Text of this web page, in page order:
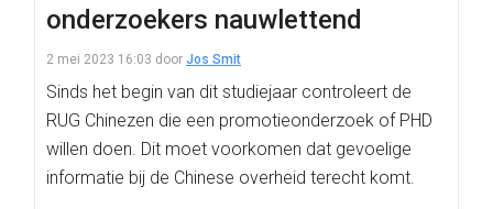
onderzoekers nauwlettend
2 mei 2023 16:03 door Jos Smit
Sinds het begin van dit studiejaar controleert de
RUG Chinezen die een promotieonderzoek of PHD
willen doen. Dit moet voorkomen dat gevoelige
informatie bij de Chinese overheid terecht komt.